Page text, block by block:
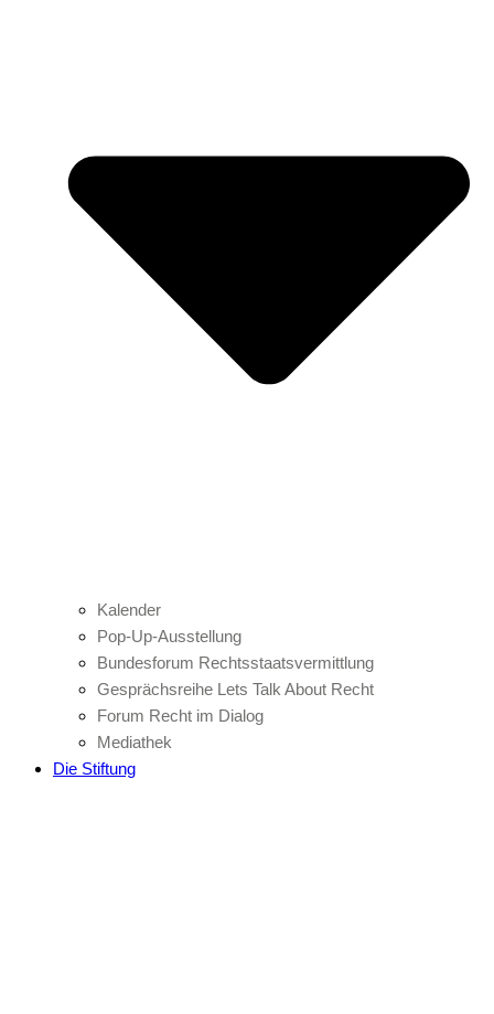
Kalender
Pop-Up-Ausstellung
Bundesforum Rechtsstaatsvermittlung
Gesprächsreihe Lets Talk About Recht
Forum Recht im Dialog
Mediathek
Die Stiftung